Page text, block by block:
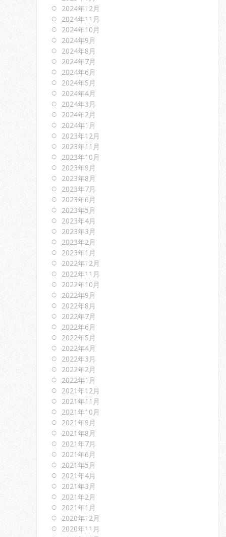
2024年12月
2024年11月
2024年10月
2024年9月
2024年8月
2024年7月
2024年6月
2024年5月
2024年4月
2024年3月
2024年2月
2024年1月
2023年12月
2023年11月
2023年10月
2023年9月
2023年8月
2023年7月
2023年6月
2023年5月
2023年4月
2023年3月
2023年2月
2023年1月
2022年12月
2022年11月
2022年10月
2022年9月
2022年8月
2022年7月
2022年6月
2022年5月
2022年4月
2022年3月
2022年2月
2022年1月
2021年12月
2021年11月
2021年10月
2021年9月
2021年8月
2021年7月
2021年6月
2021年5月
2021年4月
2021年3月
2021年2月
2021年1月
2020年12月
2020年11月